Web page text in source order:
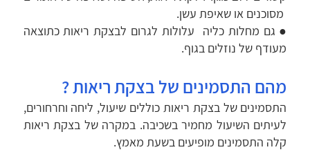
מסוכנים או שאיפת עשן.
● גם מחלות כליה עלולות לגרום לבצקת ריאות כתוצאה
מעודף של נוזלים בגוף.
מהם התסמינים של בצקת ריאות ?
התסמינים של בצקת ריאות כוללים שיעול, ליחה וחרחורים,
לעיתים השיעול מחמיר בשכיבה. במקרה של בצקת ריאות
קלה התסמינים מופיעים בשעת מאמץ.